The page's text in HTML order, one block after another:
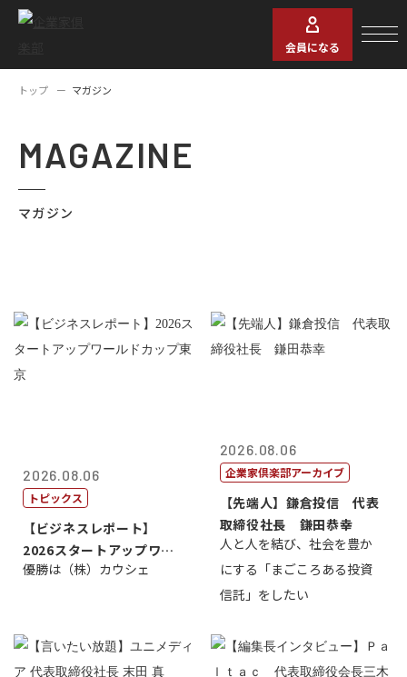
会員になる
トップ マガジン
MAGAZINE
マガジン
2026.08.06
トピックス
【ビジネスレポート】
2026スタートアップワー
ルドカップ東京
優勝は（株）カウシェ
2026.08.06
企業家倶楽部アーカイブ
【先端人】鎌倉投信 代表
取締役社長 鎌田恭幸
人と人を結び、社会を豊か
にする「まごころある投資
信託」をしたい